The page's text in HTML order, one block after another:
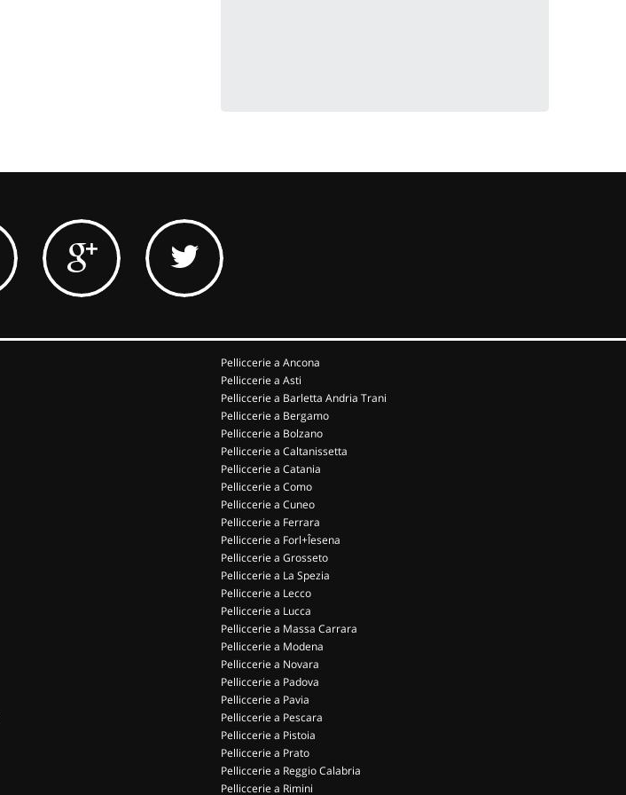
Pelliccerie a Ancona
Pelliccerie a Asti
Pelliccerie a Barletta Andria Trani
Pelliccerie a Bergamo
Pelliccerie a Bolzano
Pelliccerie a Caltanissetta
Pelliccerie a Catania
Pelliccerie a Como
Pelliccerie a Cuneo
Pelliccerie a Ferrara
Pelliccerie a Forl+Îesena
Pelliccerie a Grosseto
Pelliccerie a La Spezia
Pelliccerie a Lecco
Pelliccerie a Lucca
Pelliccerie a Massa Carrara
Pelliccerie a Modena
Pelliccerie a Novara
Pelliccerie a Padova
Pelliccerie a Pavia
Pelliccerie a Pescara
Pelliccerie a Pistoia
Pelliccerie a Prato
Pelliccerie a Reggio Calabria
Pelliccerie a Rimini